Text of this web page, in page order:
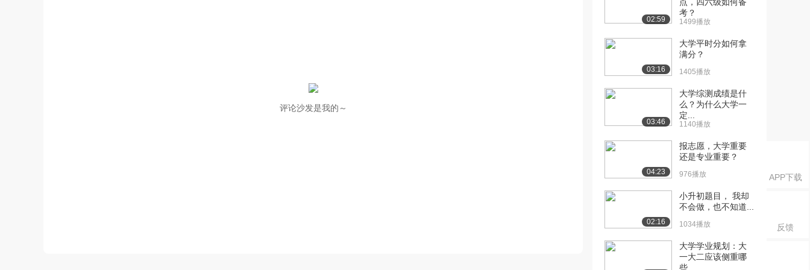
APP下载
反馈
评论沙发是我的～
02:59
考？
1499播放
03:16
大学平时分如何拿
满分？
1405播放
03:46
大学综测成绩是什
么？为什么大学一
定...
1140播放
04:23
报志愿，大学重要
还是专业重要？
976播放
02:16
小升初题目， 我却
不会做，也不知道...
1034播放
大学学业规划：大
一大二应该侧重哪
些...